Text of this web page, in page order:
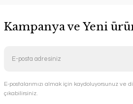
Kampanya ve Yeni
E-postalarımızı almak için kaydoluyorsunuz
çıkabilirsiniz.